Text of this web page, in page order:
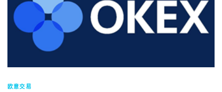
欧意交易